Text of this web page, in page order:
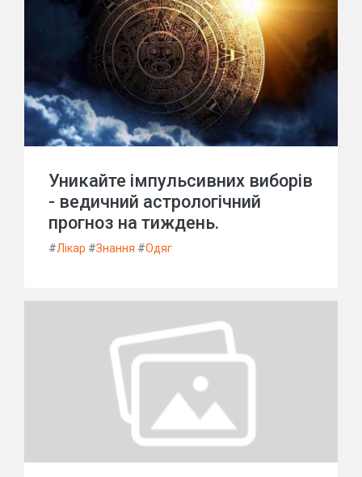
Уникайте імпульсивних виборів
- ведичний астрологічний
прогноз на тиждень.
#Лікар #Знання #Одяг